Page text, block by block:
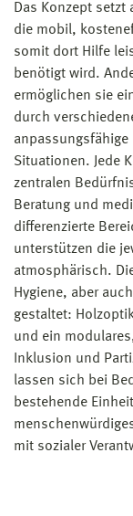
Das Konzept
die mobil,
somit dort Hilfe
benötigt wird.
ermöglichen sie
durch
Situationen. Jede
zentralen
Beratung und
differenzierte
unterstützen die
atmosphärisch.
Hygiene, aber
gestaltet:
und ein
Inklusion und
lassen sich bei
bestehende
mit sozialer